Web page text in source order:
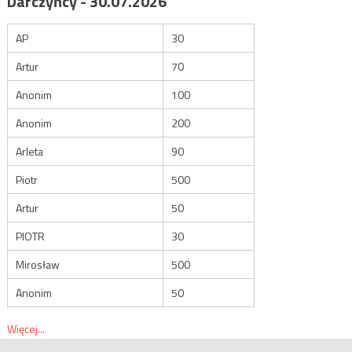
AP
30
Artur
70
Anonim
100
Anonim
200
Arleta
90
Piotr
500
Artur
50
PIOTR
30
Mirosław
500
Anonim
50
Więcej...